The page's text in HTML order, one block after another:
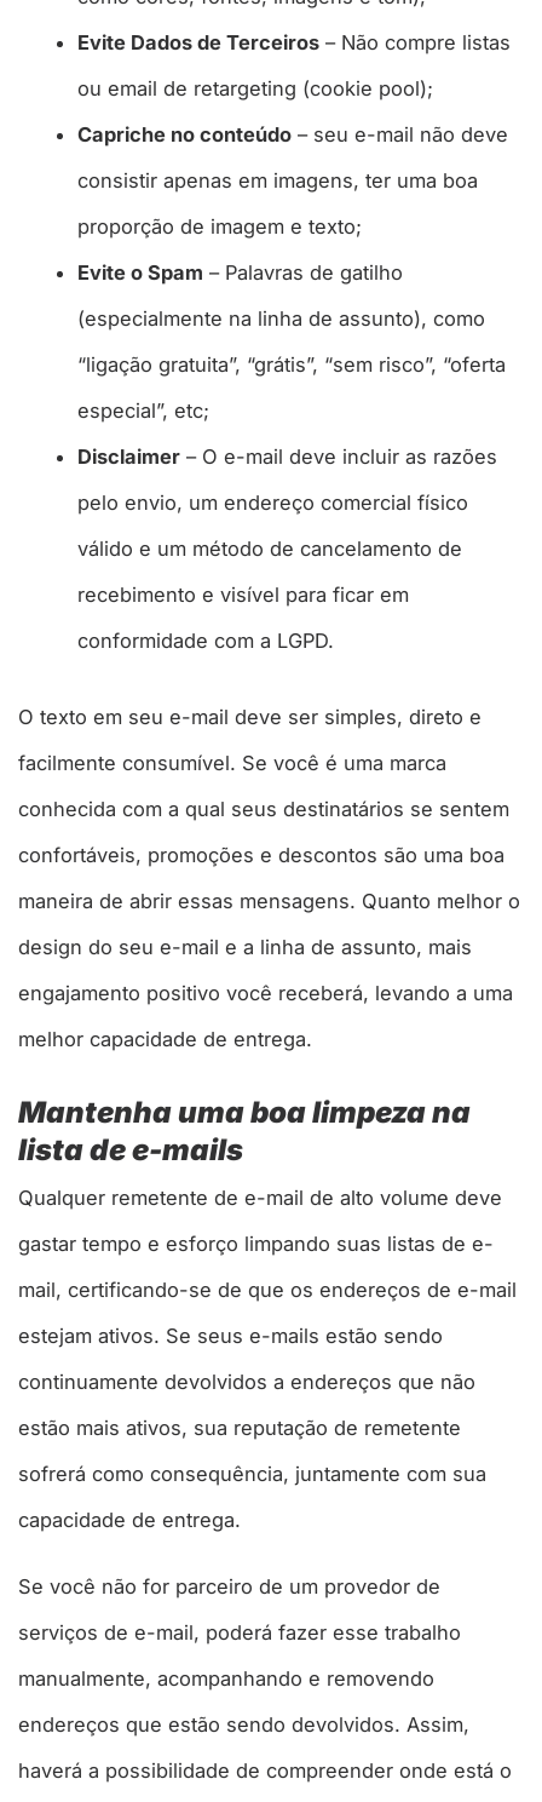
Evite Dados de Terceiros – Não compre listas
ou email de retargeting (cookie pool);
Capriche no conteúdo – seu e-mail não deve
consistir apenas em imagens, ter uma boa
proporção de imagem e texto;
Evite o Spam – Palavras de gatilho
(especialmente na linha de assunto), como
“ligação gratuita”, “grátis”, “sem risco”, “oferta
especial”, etc;
Disclaimer – O e-mail deve incluir as razões
pelo envio, um endereço comercial físico
válido e um método de cancelamento de
recebimento e visível para ficar em
conformidade com a LGPD.
O texto em seu e-mail deve ser simples, direto e
facilmente consumível. Se você é uma marca
conhecida com a qual seus destinatários se sentem
confortáveis, promoções e descontos são uma boa
maneira de abrir essas mensagens. Quanto melhor o
design do seu e-mail e a linha de assunto, mais
engajamento positivo você receberá, levando a uma
melhor capacidade de entrega.
Mantenha uma boa limpeza na
lista de e-mails
Qualquer remetente de e-mail de alto volume deve
gastar tempo e esforço limpando suas listas de e-
mail, certificando-se de que os endereços de e-mail
estejam ativos. Se seus e-mails estão sendo
continuamente devolvidos a endereços que não
estão mais ativos, sua reputação de remetente
sofrerá como consequência, juntamente com sua
capacidade de entrega.
Se você não for parceiro de um provedor de
serviços de e-mail, poderá fazer esse trabalho
manualmente, acompanhando e removendo
endereços que estão sendo devolvidos. Assim,
haverá a possibilidade de compreender onde está o